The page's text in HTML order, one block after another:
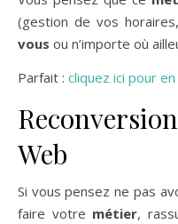
(gestion de vos
vous ou n’importe où
Parfait : cliquez ici pour
Web
Si vous pensez ne pas
faire votre métier,